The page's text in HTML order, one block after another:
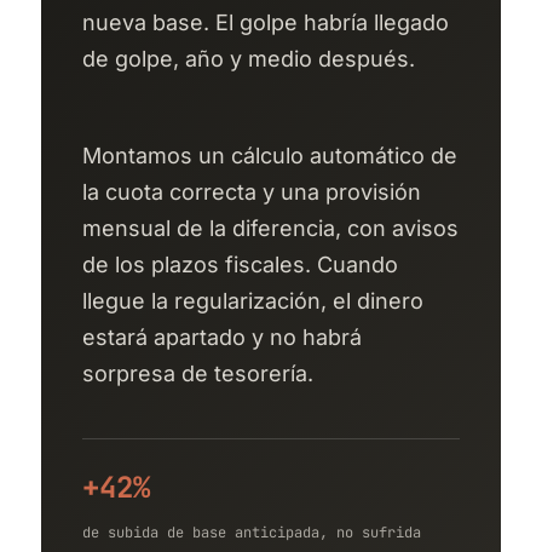
nueva base. El golpe habría llegado
de golpe, año y medio después.
Montamos un cálculo automático de
la cuota correcta y una provisión
mensual de la diferencia, con avisos
de los plazos fiscales. Cuando
llegue la regularización, el dinero
estará apartado y no habrá
sorpresa de tesorería.
+42%
de subida de base anticipada, no sufrida